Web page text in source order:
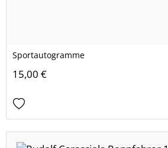
Sportautogramme
15,00 €